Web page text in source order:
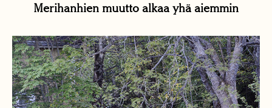
Merihanhien muutto alkaa yhä aiemmin